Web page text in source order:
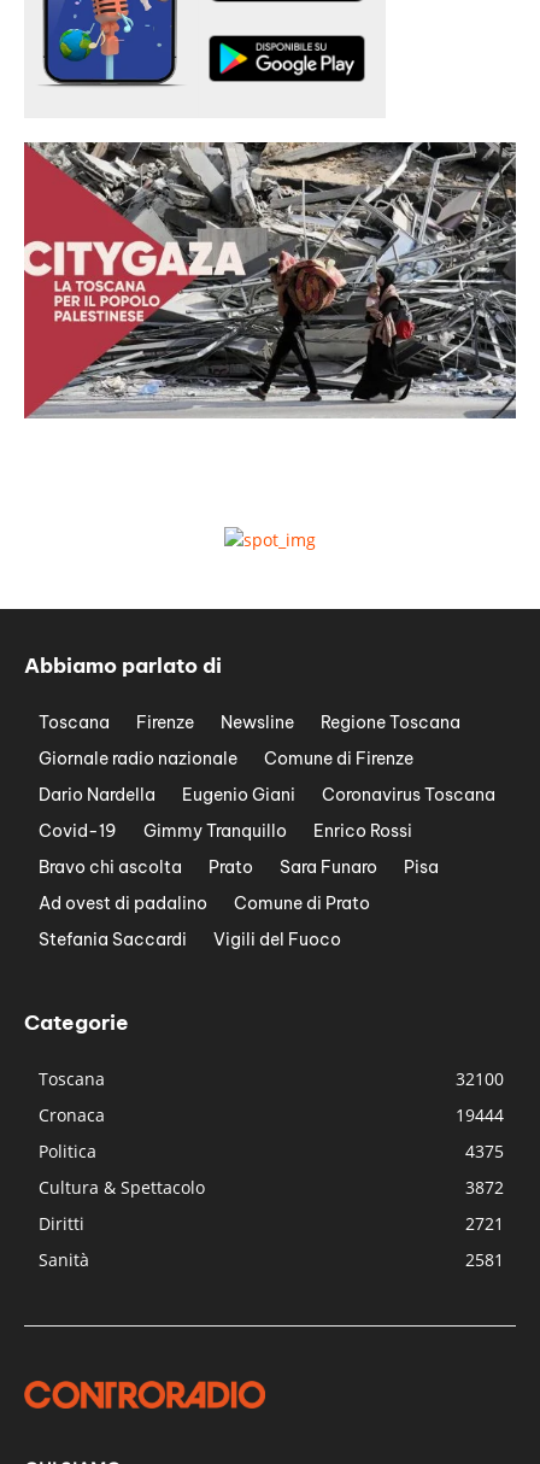
Abbiamo parlato di
Toscana Firenze Newsline
Regione Toscana
Giornale radio nazionale
Comune di Firenze
Dario Nardella
Eugenio Giani
Coronavirus Toscana
Covid-19
Gimmy Tranquillo
Enrico Rossi
Bravo chi ascolta
Prato Sara Funaro
Pisa
Ad ovest di padalino
Comune di Prato
Stefania Saccardi
Vigili del Fuoco
Categorie
Toscana
32100
Cronaca
19444
Politica
4375
Cultura & Spettacolo
3872
Diritti
2721
Sanità
2581